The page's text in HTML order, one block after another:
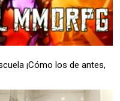
¡Cómo los de antes,